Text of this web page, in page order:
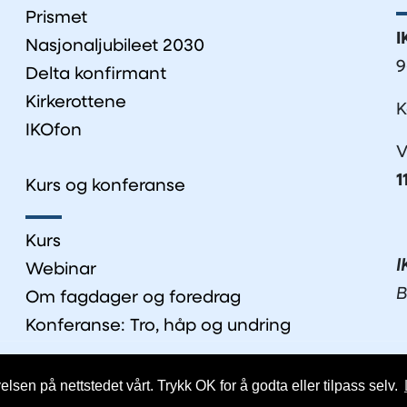
på nettstedet vårt. Trykk OK for å godta eller tilpass selv.
Prismet
Nasjonaljubileet 2030
Delta konfirmant
Kirkerottene
IKOfon
Kurs og konferanse
Kurs
Webinar
Om fagdager og foredrag
Konferanse: Tro, håp og undring